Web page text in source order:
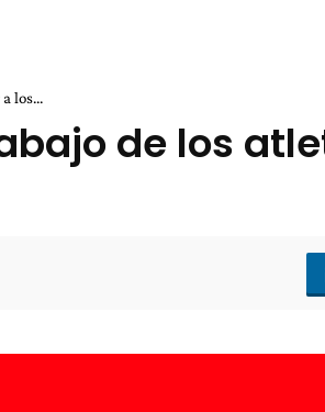
los...
de los